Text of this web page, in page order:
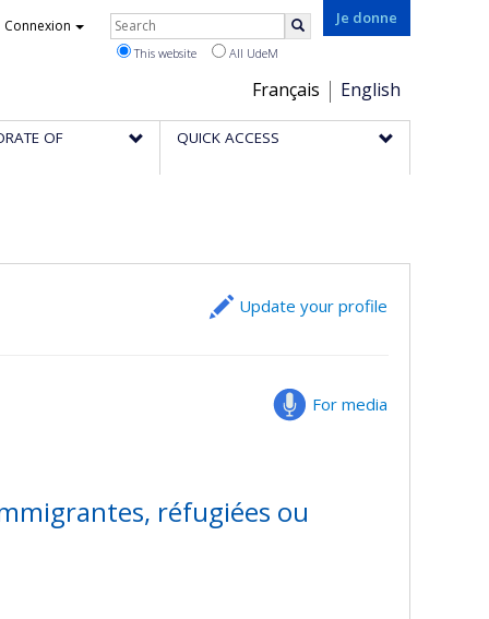
Je donne
Choix
de
la
Français English
Connexion Rechercher
This website All UdeM
OF QUICK ACCESS
Update your profile
For media
réfugiées ou